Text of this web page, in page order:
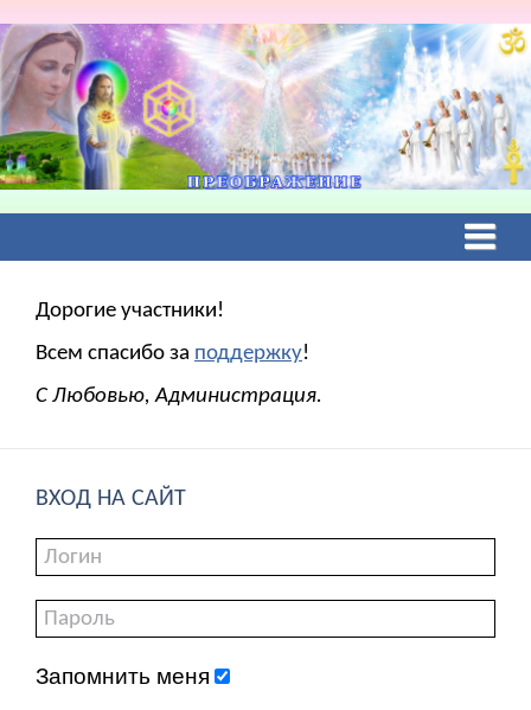
Дорогие участники!
Всем спасибо за поддержку!
С Любовью, Администрация.
ВХОД НА САЙТ
Запомнить меня